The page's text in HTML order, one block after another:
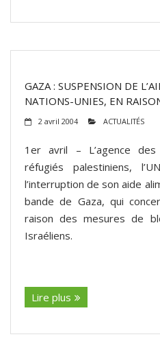
GAZA : SUSPENSION DE
NATIONS-UNIES, EN
2 avril 2004 ACTUALITÉS
1er avril – L’agence
réfugiés palestiniens,
l’interruption de son aide
bande de Gaza, qui
raison des mesures de
Israéliens.
Lire plus